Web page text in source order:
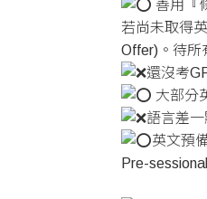
善用『
若尚未取得
Offer)。待所
還沒考
大部分
語言差
英文預
Pre-